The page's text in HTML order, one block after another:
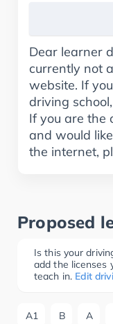
Dear learner
currently not
website. If
driving
If you are the
and would
the internet,
Proposed
Is this your
add the licenses
teach in. Edit
A1 B A